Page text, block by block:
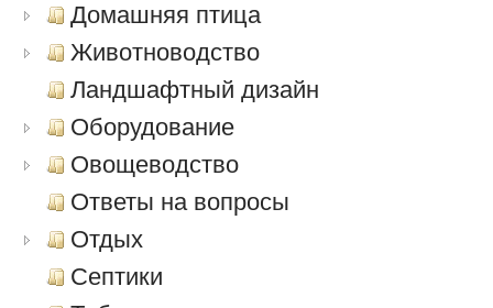
Домашняя птица
Животноводство
Ландшафтный дизайн
Оборудование
Овощеводство
Ответы на вопросы
Отдых
Септики